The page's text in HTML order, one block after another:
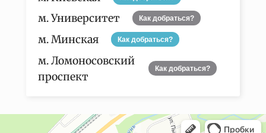
м. Университет
м. Минская
м. Ломоносовский
проспект
Как добраться?
Как добраться?
Как добраться?